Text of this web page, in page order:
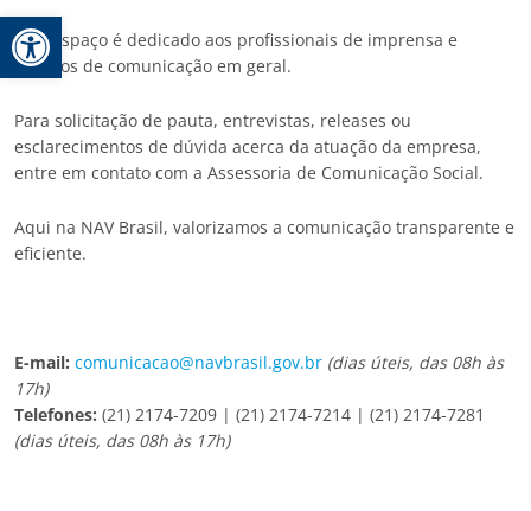
Barra de Ferramentas Aberta
Este espaço é dedicado aos profissionais de imprensa e
veículos de comunicação em geral.
Para solicitação de pauta, entrevistas, releases ou
esclarecimentos de dúvida acerca da atuação da empresa,
entre em contato com a Assessoria de Comunicação Social.
Aqui na NAV Brasil, valorizamos a comunicação transparente e
eficiente.
E-mail: comunicacao@navbrasil.gov.br (dias úteis, das 08h às
17h)
Telefones: (21) 2174-7209 | (21) 2174-7214 | (21) 2174-7281
(dias úteis, das 08h às 17h)